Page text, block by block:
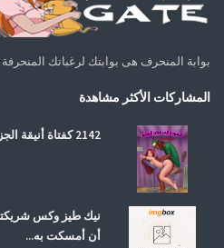
بوابة المنحرف هى بوابتك لرغباتك المنحرفة
المشاركات الأكثر مشاهدة
2142 كفتاة أنيقة الجزء 7 - العودة إلى فنان الوشم
نيك طيز وكس
أن أمسكت به...